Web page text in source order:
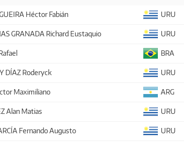
Héctor Fabián URU
GRANADA Richard Eustaquio URU
BRA
DÍAZ Roderyck URU
Maximiliano ARG
Alan Matias URU
Fernando Augusto URU